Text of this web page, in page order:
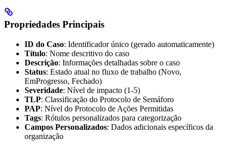
Propriedades Principais
ID do Caso: Identificador único (gerado automaticamente)
Título: Nome descritivo do caso
Descrição: Informações detalhadas sobre o caso
Status: Estado atual no fluxo de trabalho (Novo,
EmProgresso, Fechado)
Severidade: Nível de impacto (1-5)
TLP: Classificação do Protocolo de Semáforo
PAP: Nível do Protocolo de Ações Permitidas
Tags: Rótulos personalizados para categorização
Campos Personalizados: Dados adicionais específicos da
organização